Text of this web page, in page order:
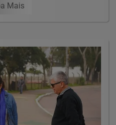
Mais